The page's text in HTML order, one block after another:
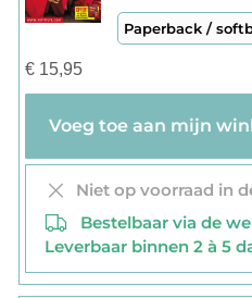
Paperback /
€15,95
Niet op voorraad in
Bestelbaar via de
Leverbaar binnen 2 à 5